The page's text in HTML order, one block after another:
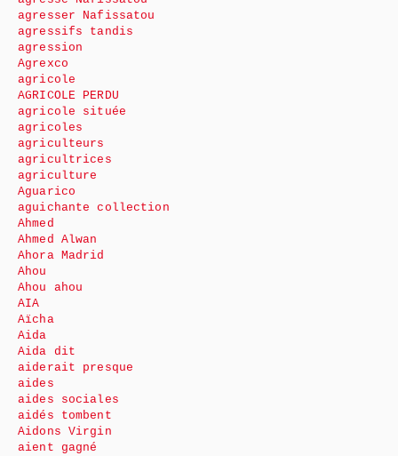
agresser Nafissatou
agressifs tandis
agression
Agrexco
agricole
AGRICOLE PERDU
agricole située
agricoles
agriculteurs
agricultrices
agriculture
Aguarico
aguichante collection
Ahmed
Ahmed Alwan
Ahora Madrid
Ahou
Ahou ahou
AIA
Aïcha
Aida
Aida dit
aiderait presque
aides
aides sociales
aidés tombent
Aidons Virgin
aient gagné